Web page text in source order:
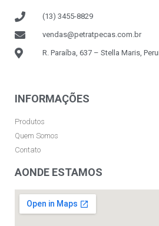
(13) 3455-8829
vendas@petratpecas.com.br
R. Paraíba, 637 – Stella Maris,
INFORMAÇÕES
Produtos
Quem Somos
Contato
AONDE ESTAMOS